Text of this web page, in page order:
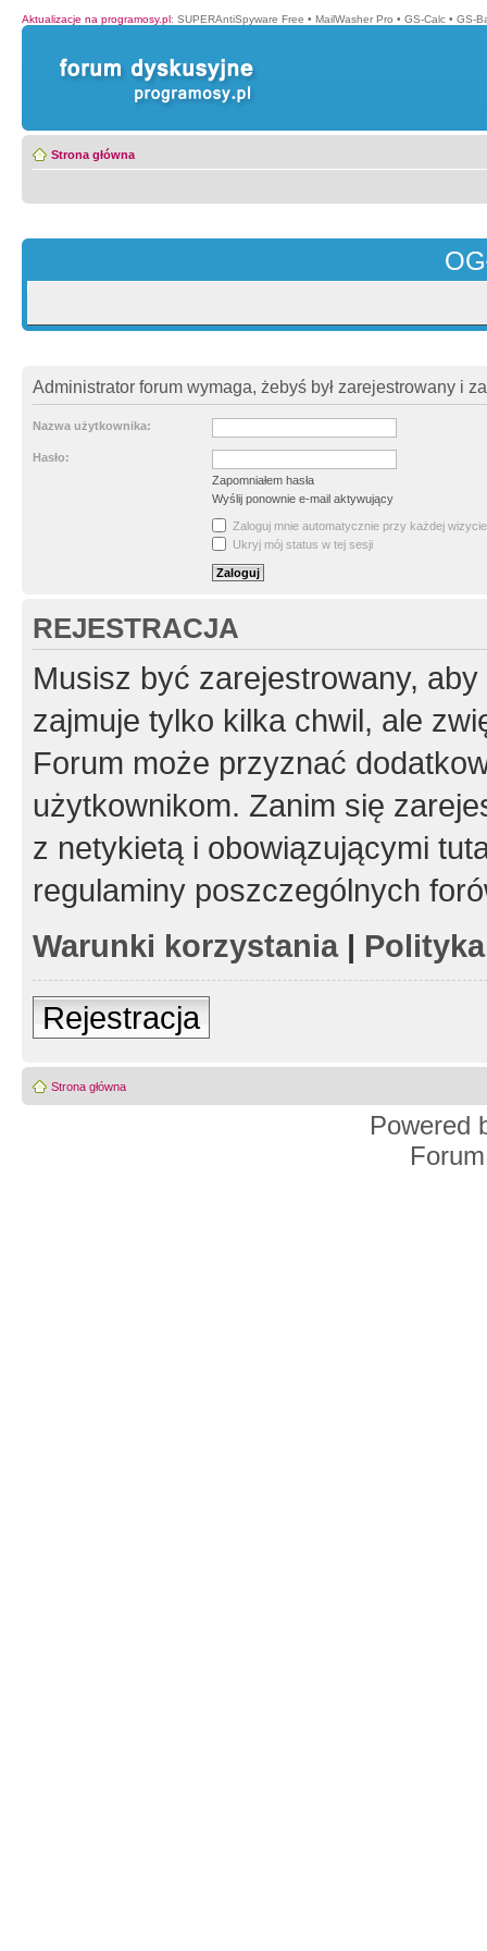
Aktualizacje na programosy.pl: SUPERAntiSpyware Free • MailWasher Pro • GS-Calc • GS-
Strona główna
Administrator forum wymaga, żebyś był zarejestrowany i
Nazwa użytkownika:
Hasło:
Zapomniałem hasła
Wyślij ponownie e-mail aktywujący
Zaloguj mnie automatycznie przy każdej wizycie
Ukryj mój status w tej sesji
REJESTRACJA
Musisz być zarejestrowany,
zajmuje tylko kilka chwil, ale
Forum może przyznać
użytkownikom. Zanim się
z netykietą i obowiązującymi
regulaminy poszczególnych
Warunki korzystania|
Rejestracja
Strona główna
Powered